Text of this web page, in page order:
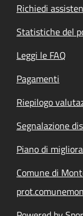
Richiedi
Statistiche del
Leggi le FAQ
Pagamenti
Riepilogo
Segnalazione
Piano di
Comune di